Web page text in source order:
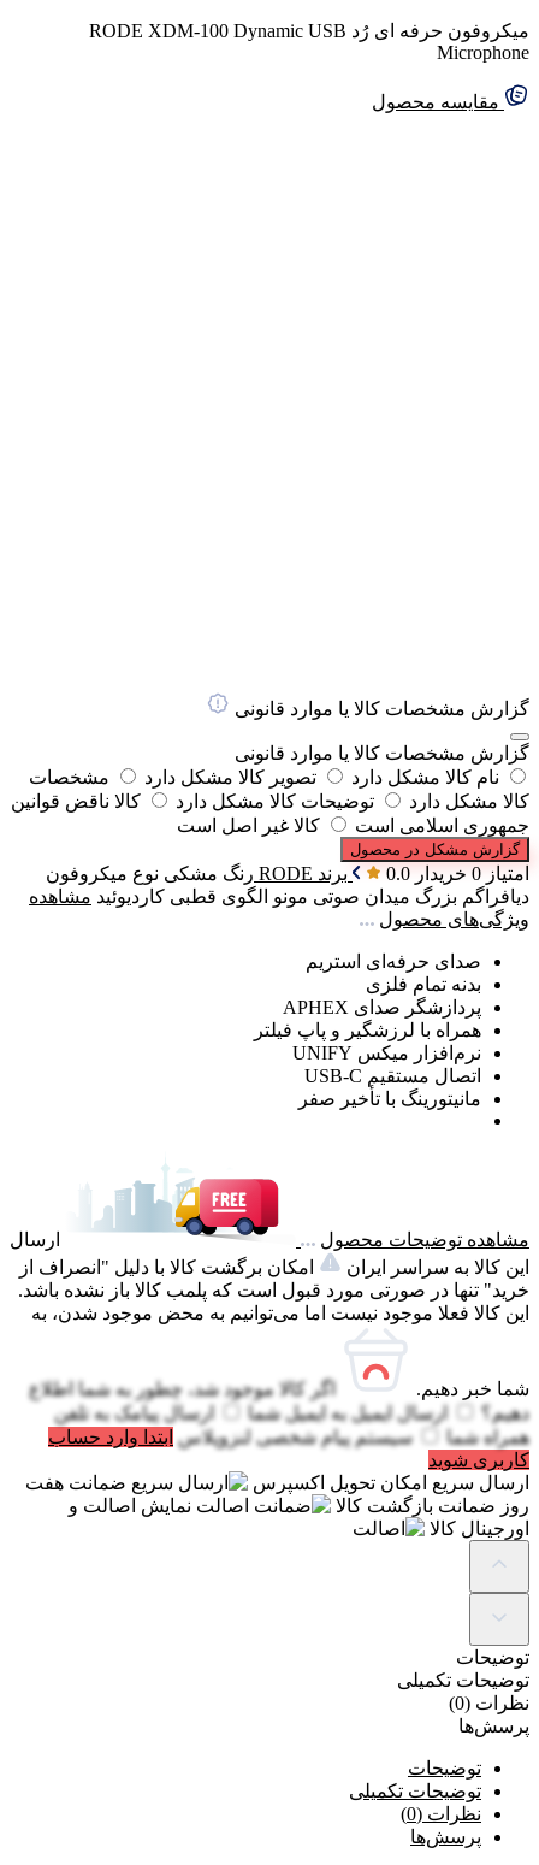
میکروفون حرفه ای رُد RODE XDM-100 Dynamic USB
Microphone
مقایسه محصول
گزارش مشخصات کالا یا موارد قانونی
گزارش مشخصات کالا یا موارد قانونی
نام کالا مشکل دارد
تصویر کالا مشکل دارد
مشخصات
کالا مشکل دارد
توضیحات کالا مشکل دارد
کالا ناقض قوانین
جمهوری اسلامی است
کالا غیر اصل است
گزارش مشکل در محصول
امتیاز 0 خریدار 0.0 برند RODE رنگ مشکی نوع میکروفون
دیافراگم بزرگ میدان صوتی مونو الگوی قطبی کاردیوئید مشاهده
ویژگی‌های محصول
صدای حرفه‌ای استریم
بدنه تمام فلزی
پردازشگر صدای APHEX
همراه با لرزشگیر و پاپ فیلتر
نرم‌افزار میکس UNIFY
اتصال مستقیم USB-C
مانیتورینگ با تأخیر صفر
مشاهده توضیحات محصول
ارسال
این کالا به سراسر ایران
امکان برگشت کالا با دلیل "انصراف از
خرید" تنها در صورتی مورد قبول است که پلمب کالا باز نشده باشد.
این کالا فعلا موجود نیست اما می‌توانیم به محض موجود شدن، به
شما خبر دهیم.
اگر کالا موجود شد، چطور به شما اطلاع
دهیم؟
ارسال ایمیل به ایمیل شما ارسال پیامک به تلفن
همراه شما
سیستم پیام شخصی لنزوپلاس ابتدا وارد حساب
کاربری شوید
ارسال سریع امکان تحویل اکسپرس ضمانت هفت
روز ضمانت بازگشت کالا
اصالت نمایش اصالت و
اورجینال کالا
توضیحات
توضیحات تکمیلی
نظرات (0)
پرسش‌ها
توضیحات
توضیحات تکمیلی
نظرات (0)
پرسش‌ها